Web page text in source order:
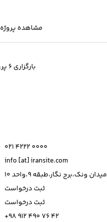
مشاهده پروژه
بارگزاری 6 پروژه بعدی (باقیمانده: 25)
021 4222 0000
info [at] iransite.com
میدان ونک،برج نگار،طبقه 9،واحد 10
ثبت درخواست
ثبت درخواست
+98 912 490 76 42